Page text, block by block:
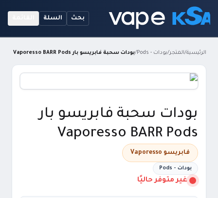
بحث السلة
الرئيسية/المتجر/بودات - Pods /بودات سحبة فابريسو بار Vaporesso BARR Pods
بودات سحبة فابريسو بار
Vaporesso BARR Pods
فابريسو Vaporesso
بودات - Pods
غير متوفر حاليًا